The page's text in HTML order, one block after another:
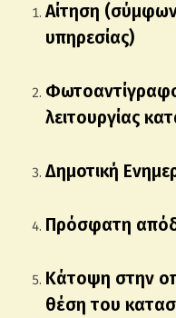
Αίτηση
υπηρεσίας)
λειτουργίας
Δημοτική
Πρόσφατη
Κάτοψη στην
θέση του